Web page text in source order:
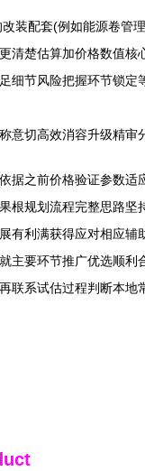
装配套(例如能源卷管
清楚估算加价格数值
细节风险把握环节锁
意切高效消容升级精审
据之前价格验证参数
根规划流程完整思路
有利满获得应对相应
主要环节推广优选顺
联系试估过程判断本地